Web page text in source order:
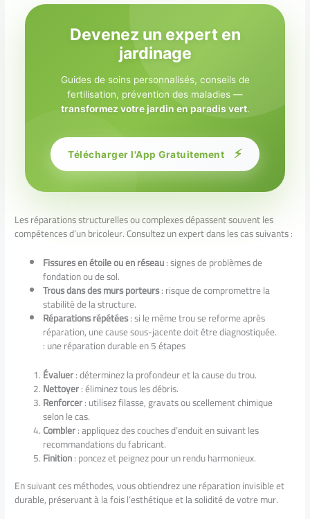
Devenez un expert en
jardinage
Guides de soins personnalisés, conseils de
fertilisation, prévention des maladies —
transformez votre jardin en paradis vert.
Télécharger l'App Gratuitement ⚡
Les réparations structurelles ou complexes dépassent souvent les
compétences d’un bricoleur. Consultez un expert dans les cas suivants :
Fissures en étoile ou en réseau: signes de problèmes de
fondation ou de sol.
Trous dans des murs porteurs: risque de compromettre la
stabilité de la structure.
Réparations répétées: si le même trou se reforme après
réparation, une cause sous-jacente doit être diagnostiquée.
: une réparation durable en 5 étapes
Évaluer: déterminez la profondeur et la cause du trou.
Nettoyer: éliminez tous les débris.
Renforcer: utilisez filasse, gravats ou scellement chimique
selon le cas.
Combler: appliquez des couches d’enduit en suivant les
recommandations du fabricant.
Finition: poncez et peignez pour un rendu harmonieux.
En suivant ces méthodes, vous obtiendrez une réparation invisible et
durable, préservant à la fois l’esthétique et la solidité de votre mur.